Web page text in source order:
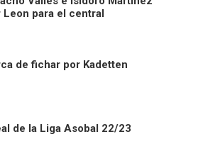
para el central
de fichar por Kadetten
de la Liga Asobal 22/23